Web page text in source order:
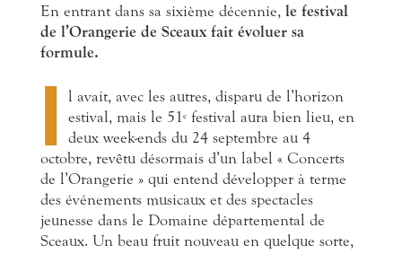
En entrant dans sa sixième décennie, le festival
de l’Orangerie de Sceaux fait évoluer sa
formule.
I l avait, avec les autres, disparu de l’horizon
estival, mais le 51e festival aura bien lieu, en
deux week-ends du 24 septembre au 4
octobre, revêtu désormais d’un label « Concerts
de l’Orangerie » qui entend développer à terme
des événements musicaux et des spectacles
jeunesse dans le Domaine départemental de
Sceaux. Un beau fruit nouveau en quelque sorte,